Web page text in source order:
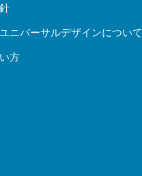
ニバーサルデザインについて
方